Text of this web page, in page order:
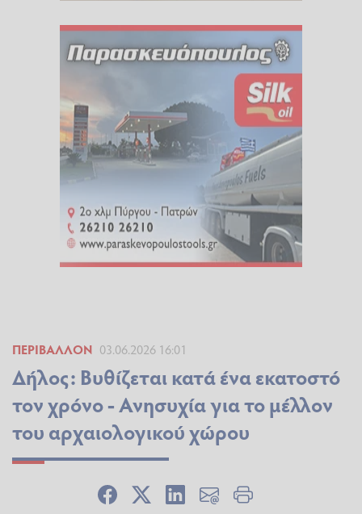
ΠΕΡΙΒΆΛΛΟΝ 03.06.2026 16:01
Δήλος: Βυθίζεται κατά ένα εκατοστό
τον χρόνο - Ανησυχία για το μέλλον
του αρχαιολογικού χώρου